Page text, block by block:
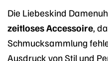
Die Liebeskind
zeitloses Accessoire,
Schmucksammlung
Ausdruck von Stil und